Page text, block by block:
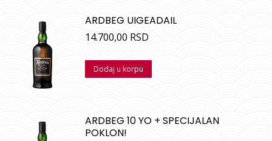
ARDBEG UIGEADAIL
14.700,00 RSD
Dodaj u korpu
ARDBEG 10 YO + SPECIJALAN
POKLON!